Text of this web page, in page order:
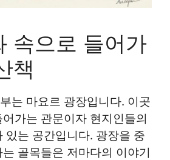
속으로 들어가
책
는 마요르 광장입니다. 이곳
가는 관문이자 현지인들의
있는 공간입니다. 광장을 중
골목들은 저마다의 이야기